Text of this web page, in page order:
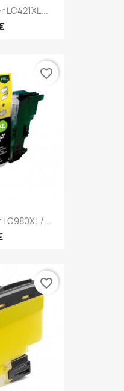
/...
favorite_border
favorite_border